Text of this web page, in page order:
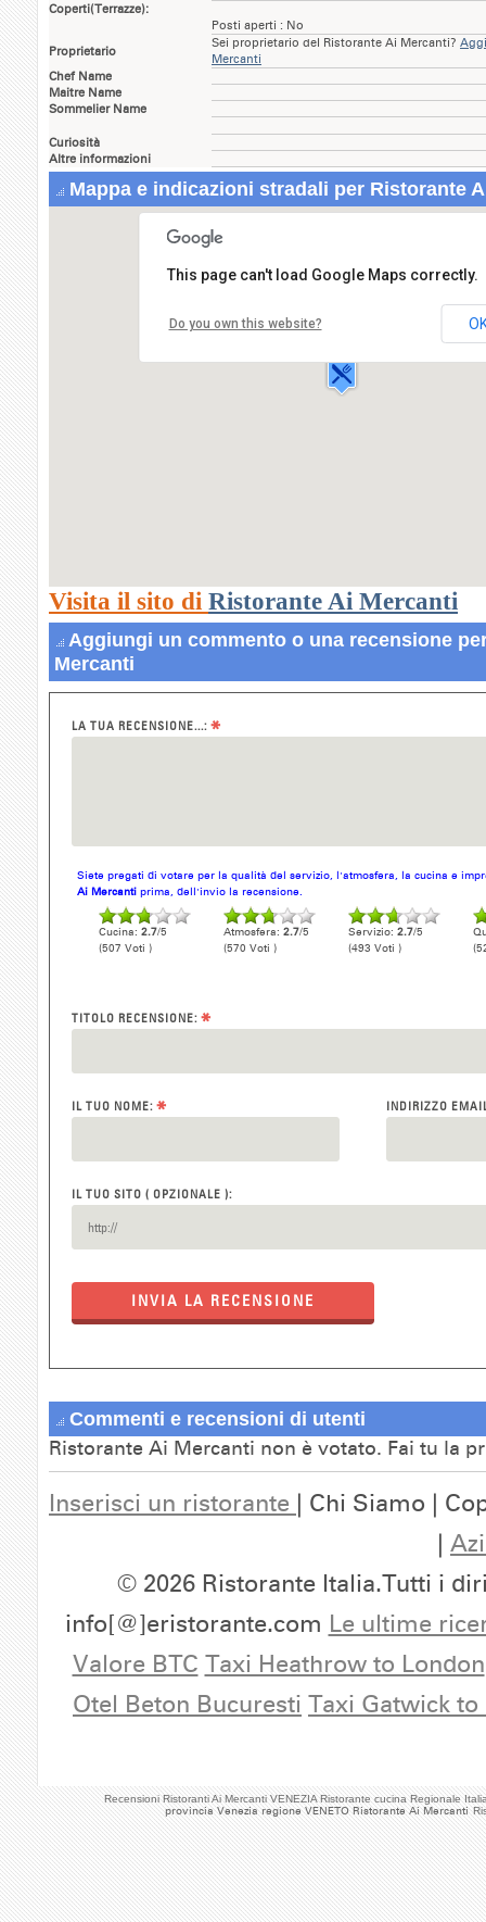
Recensioni Ristoranti Ai Mercanti VENEZIA Ristorante cucina Regionale
provincia Venezia regione VENETO Ristorante Ai Mercanti
Coperti(Terrazze):
Posti aperti : No
Proprietario
Sei proprietario del Ristorante Ai Mercanti?
Mercanti
Chef Name
Maitre Name
Sommelier Name
Curiosità
Altre informazioni
Mappa e indicazioni stradali per Ristorante
Marco,4346/A
This page can't load Google Maps correctly.
Do you own this website?
Visita il sito di Ristorante Ai Mercanti
Aggiungi un commento o una recensione
Mercanti
LA TUA RECENSIONE...: *
Siete pregati di votare per la qualità del servizio, l'atmosfera, la cucina e
Ai Mercanti prima, dell'invio la recensione.
Cucina: 2.7/5
(507 Voti )
Atmosfera: 2.7/5
(570 Voti )
Servizio: 2.7/5
(493 Voti )
TITOLO RECENSIONE: *
IL TUO NOME: * INDIRIZZO
IL TUO SITO ( OPZIONALE ):
INVIA LA RECENSIONE
Commenti e recensioni di utenti
Ristorante Ai Mercanti non è votato. Fai tu la
Inserisci un ristorante | Chi Siamo |
|
© 2026 Ristorante Italia.Tutti i
info[@]eristorante.com Le ultime
Valore BTC Taxi Heathrow to London
Otel Beton Bucuresti Taxi Gatwick to